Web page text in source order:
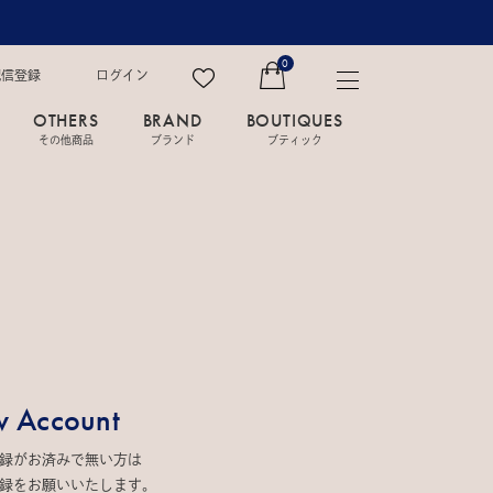
登録 ログイン
0
OTHERS
その他商品
BRAND
ブランド
BOUTIQUES
ブティック
Account
がお済みで無い方は
をお願いいたします。